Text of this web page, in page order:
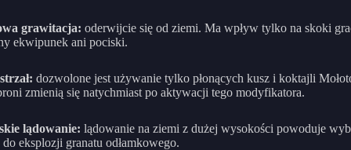
grawitacja: oderwijcie się od ziemi. Ma wpływ tylko na skoki
ekwipunek ani pociski.
dozwolone jest używanie tylko płonących kusz i koktajli
zmienią się natychmiast po aktywacji tego modyfikatora.
lądowanie: lądowanie na ziemi z dużej wysokości powoduje
eksplozji granatu odłamkowego.